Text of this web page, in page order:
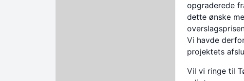
opgraderede
dette ønske
Vi havde
projektets
Vil vi ringe til